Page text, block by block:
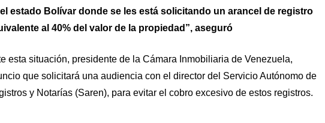
estado Bolívar donde se les está solicitando un arancel de registro
al 40% del valor de la propiedad”, aseguró
esta situación, presidente de la Cámara Inmobiliaria de Venezuela,
que solicitará una audiencia con el director del Servicio Autónomo de
y Notarías (Saren), para evitar el cobro excesivo de estos registros.